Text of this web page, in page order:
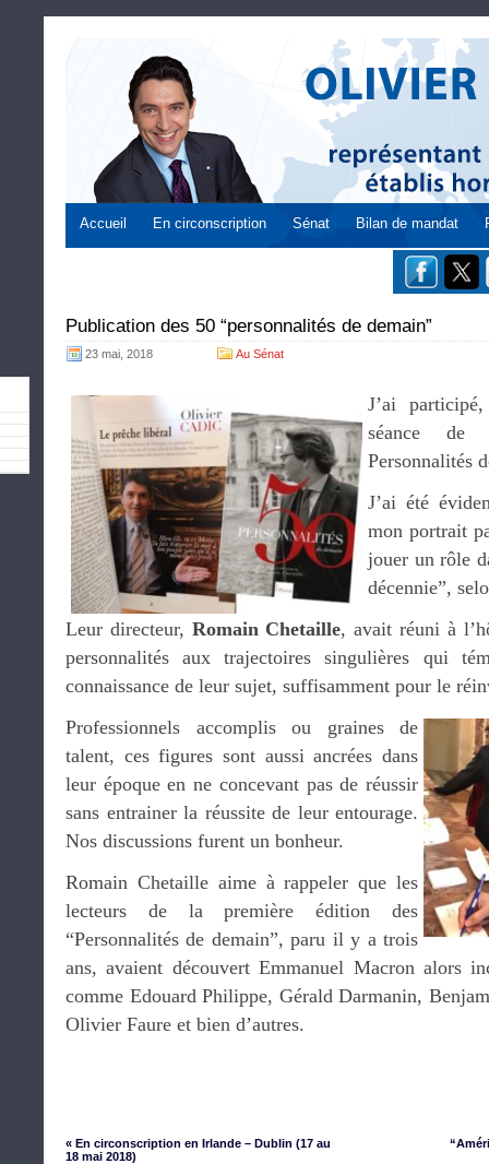
Accueil En circonscription Sénat Bilan de mandat
Publication des 50 “personnalités de demain”
23 mai, 2018 Au Sénat
J’ai
séance de
Personnalités
J’ai été
mon portrait
jouer un rôle
décennie”,
Leur directeur, Romain Chetaille, avait réuni à
personnalités aux trajectoires singulières qui
connaissance de leur sujet, suffisamment pour le
Professionnels accomplis ou graines de
talent, ces figures sont aussi ancrées dans
leur époque en ne concevant pas de réussir
sans entrainer la réussite de leur entourage.
Nos discussions furent un bonheur.
Romain Chetaille aime à rappeler que les
lecteurs de la première édition des
“Personnalités de demain”, paru il y a trois
ans, avaient découvert Emmanuel Macron alors
comme Edouard Philippe, Gérald Darmanin,
Olivier Faure et bien d’autres.
« En circonscription en Irlande – Dublin (17 au
18 mai 2018)